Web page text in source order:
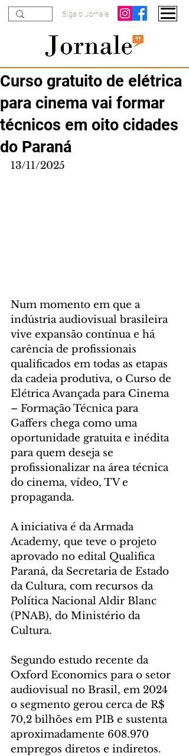
Siga o Jornale
Curso gratuito de elétrica
para cinema vai formar
técnicos em oito cidades
do Paraná
13/11/2025
Num momento em que a
indústria audiovisual brasileira
vive expansão contínua e há
carência de profissionais
qualificados em todas as etapas
da cadeia produtiva, o Curso de
Elétrica Avançada para Cinema
– Formação Técnica para
Gaffers chega como uma
oportunidade gratuita e inédita
para quem deseja se
profissionalizar na área técnica
do cinema, vídeo, TV e
propaganda.
A iniciativa é da Armada
Academy, que teve o projeto
aprovado no edital Qualifica
Paraná, da Secretaria de Estado
da Cultura, com recursos da
Política Nacional Aldir Blanc
(PNAB), do Ministério da
Cultura.
Segundo estudo recente da
Oxford Economics para o setor
audiovisual no Brasil, em 2024
o segmento gerou cerca de R$
70,2 bilhões em PIB e sustenta
aproximadamente 608.970
empregos diretos e indiretos.